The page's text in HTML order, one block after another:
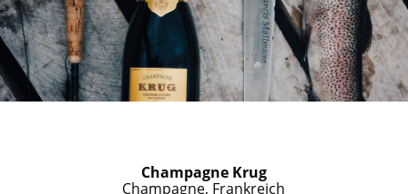
Champagne Krug
Champagne, Frankreich